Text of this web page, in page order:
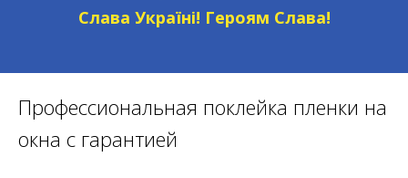
Слава Україні! Героям Слава!
Профессиональная поклейка пленки на
окна с гарантией